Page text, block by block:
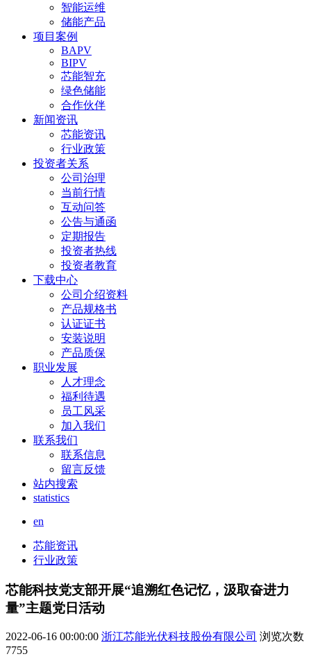
智能运维
储能产品
项目案例
BAPV
BIPV
芯能智充
绿色储能
合作伙伴
新闻资讯
芯能资讯
行业政策
投资者关系
公司治理
当前行情
互动问答
公告与通函
定期报告
投资者热线
投资者教育
下载中心
公司介绍资料
产品规格书
认证证书
安装说明
产品质保
职业发展
人才理念
福利待遇
员工风采
加入我们
联系我们
联系信息
留言反馈
站内搜索
statistics
en
芯能资讯
行业政策
芯能科技党支部开展“追溯红色记忆，汲取奋进力
量”主题党日活动
2022-06-16 00:00:00 浙江芯能光伏科技股份有限公司 浏览次数
7755